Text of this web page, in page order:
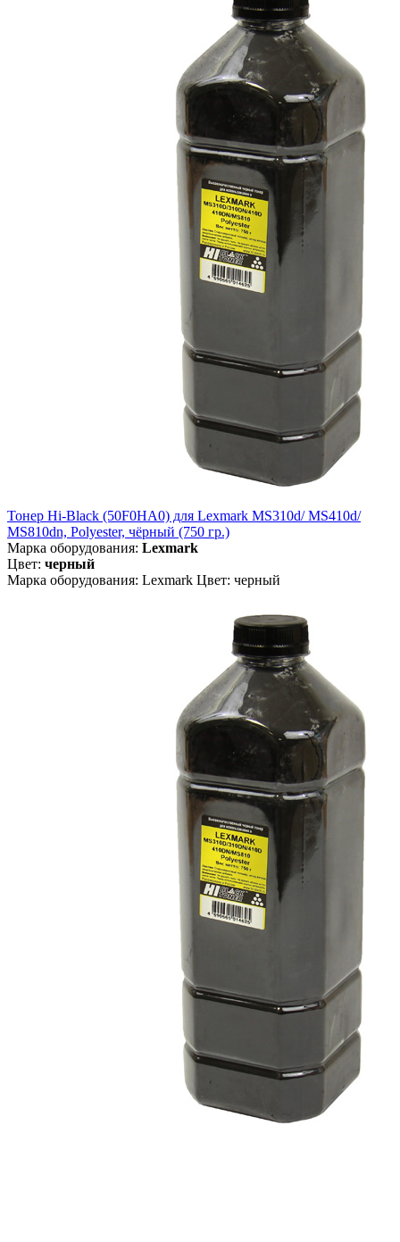
Тонер Hi-Black (50F0HA0) для Lexmark MS310d/ MS410d/
MS810dn, Polyester, чёрный (750 гр.)
Марка оборудования: Lexmark
Цвет: черный
Марка оборудования: Lexmark Цвет: черный